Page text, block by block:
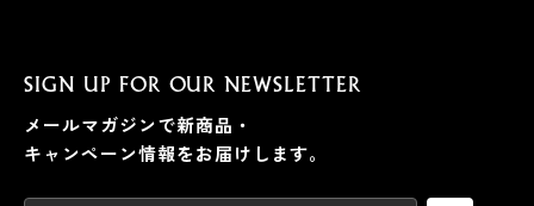
SIGN UP FOR OUR NEWSLETTER
メールマガジンで新商品・
キャンペーン情報をお届けします。